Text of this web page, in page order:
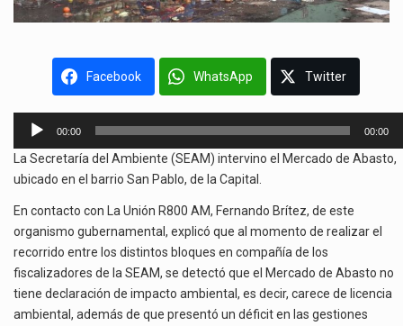
Facebook WhatsApp Twitter
Reproductor
audio
00:00 00:00
La Secretaría del Ambiente (SEAM) intervino el Mercado de Abasto,
ubicado en el barrio San Pablo, de la Capital.
En contacto con La Unión R800 AM, Fernando Brítez, de este
organismo gubernamental, explicó que al momento de realizar el
recorrido entre los distintos bloques en compañía de los
fiscalizadores de la SEAM, se detectó que el Mercado de Abasto no
tiene declaración de impacto ambiental, es decir, carece de licencia
ambiental, además de que presentó un déficit en las gestiones